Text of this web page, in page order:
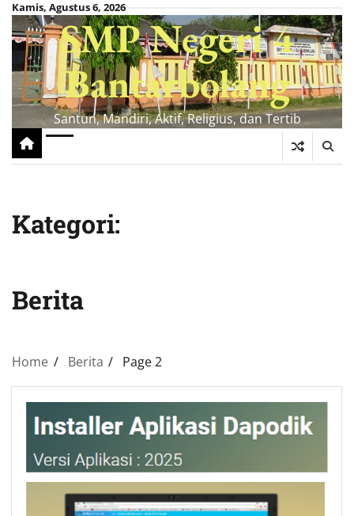
Skip
content
Kamis, Agustus 6, 2026
SMP Negeri 4
Bantarbolang
Santun, Mandiri, Aktif, Religius, dan Tertib
Kategori:
Berita
Home Berita Page 2